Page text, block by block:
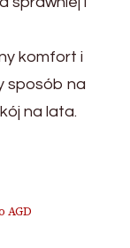
komfort i
sposób na
na lata.
AGD